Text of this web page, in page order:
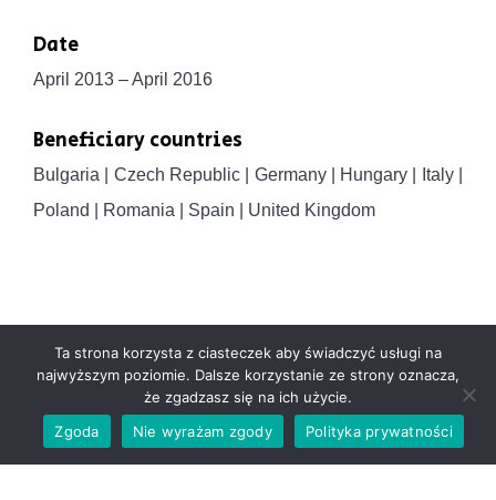
Date
April 2013 – April 2016
Beneficiary countries
Bulgaria | Czech Republic | Germany | Hungary | Italy |
Poland | Romania | Spain | United Kingdom
Ta strona korzysta z ciasteczek aby świadczyć usługi na
najwyższym poziomie. Dalsze korzystanie ze strony oznacza,
że zgadzasz się na ich użycie.
Zgoda
Nie wyrażam zgody Polityka prywatności